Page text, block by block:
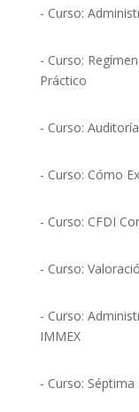
- Curso:
- Curso:
Práctico
- Curso:
- Curso: Cómo
- Curso: CFDI
- Curso:
- Curso:
IMMEX
- Curso: Séptima